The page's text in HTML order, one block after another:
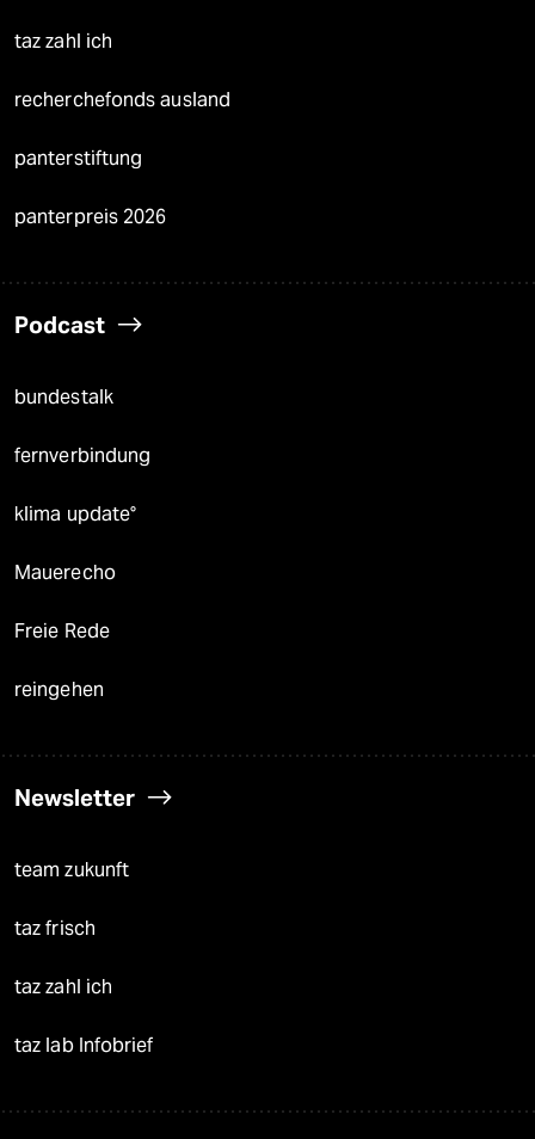
taz zahl ich
recherchefonds ausland
panterstiftung
panterpreis 2026
Podcast
bundestalk
fernverbindung
klima update°
Mauerecho
Freie Rede
reingehen
Newsletter
team zukunft
taz frisch
taz zahl ich
taz lab Infobrief